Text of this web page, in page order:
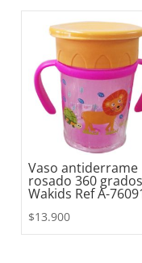
Vaso antiderrame
rosado 360 grados
Wakids Ref A-
$13.900